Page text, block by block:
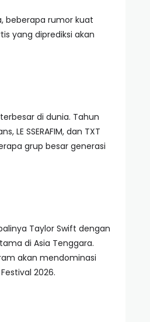
beberapa rumor kuat
yang diprediksi akan
di dunia. Tahun
SSERAFIM, dan TXT
grup besar generasi
Taylor Swift dengan
di Asia Tenggara.
akan mendominasi
2026.